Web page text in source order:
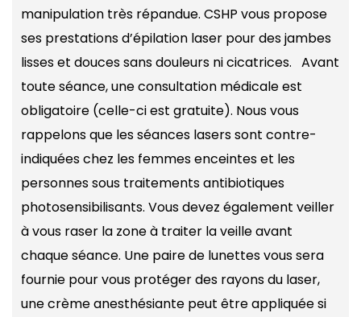
manipulation très répandue. CSHP vous propose
ses prestations d’épilation laser pour des jambes
lisses et douces sans douleurs ni cicatrices. Avant
toute séance, une consultation médicale est
obligatoire (celle-ci est gratuite). Nous vous
rappelons que les séances lasers sont contre-
indiquées chez les femmes enceintes et les
personnes sous traitements antibiotiques
photosensibilisants. Vous devez également veiller
à vous raser la zone à traiter la veille avant
chaque séance. Une paire de lunettes vous sera
fournie pour vous protéger des rayons du laser,
une crème anesthésiante peut être appliquée si